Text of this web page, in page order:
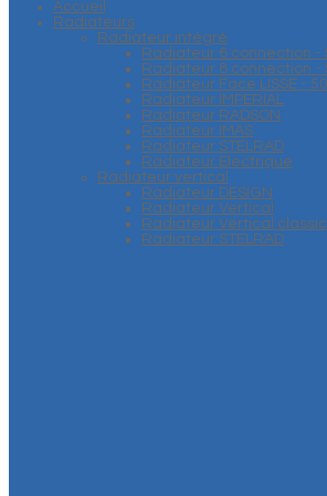
Accueil
Radiateurs
Radiateur intégré
Radiateur 6 connection -
Radiateur 8 connection -
Radiateur Face LISSE -
Radiateur IMPERIAL
Radiateur RADSON
Radiateur IMAS
Radiateur STELRAD
Radiateur Electrique
Radiateur vertical
Radiateur DESIGN
Radiateur Vertical
Radiateur Vertical classic
Radiateur STELRAD